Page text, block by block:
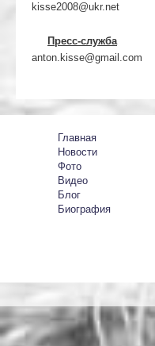
kisse2008@ukr.net
Пресс-служба
anton.kisse@gmail.com
Главная
Новости
Фото
Видео
Блог
Биография